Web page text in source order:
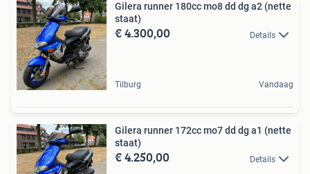
Gilera runner 180cc mo8 dd dg a2 (nette
staat)
€ 4.300,00 Details
Tilburg Vandaag
Gilera runner 172cc mo7 dd dg a1 (nette
staat)
€ 4.250,00 Details